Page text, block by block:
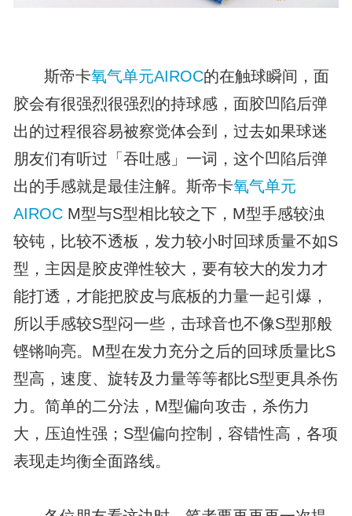
斯帝卡氧气单元AIROC的在触球瞬间，面
胶会有很强烈很强烈的持球感，面胶凹陷后弹
出的过程很容易被察觉体会到，过去如果球迷
朋友们有听过「吞吐感」一词，这个凹陷后弹
出的手感就是最佳注解。斯帝卡氧气单元
AIROCM型与S型相比较之下，M型手感较浊
较钝，比较不透板，发力较小时回球质量不如S
型，主因是胶皮弹性较大，要有较大的发力才
能打透，才能把胶皮与底板的力量一起引爆，
所以手感较S型闷一些，击球音也不像S型那般
铿锵响亮。M型在发力充分之后的回球质量比S
型高，速度、旋转及力量等等都比S型更具杀伤
力。简单的二分法，M型偏向攻击，杀伤力
大，压迫性强；S型偏向控制，容错性高，各项
表现走均衡全面路线。